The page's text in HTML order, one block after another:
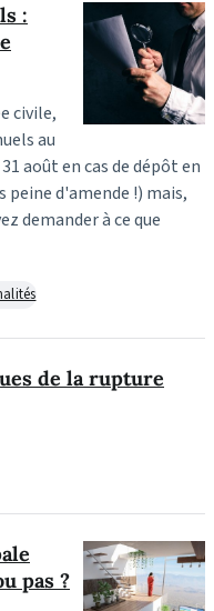
:
civile,
au
août en cas de dépôt en
d'amende !) mais,
demander à ce que
de la rupture
pas ?